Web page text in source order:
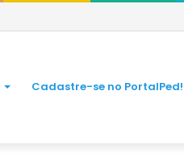
Cadastre-se no PortalPed!